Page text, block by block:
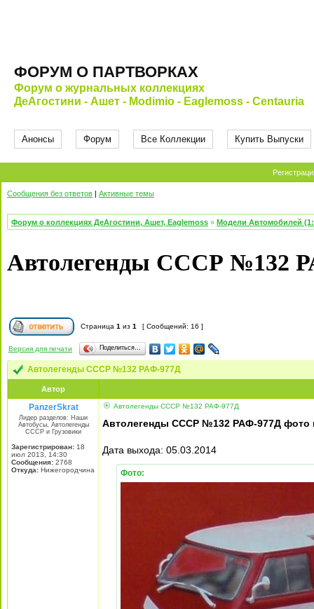
ФОРУМ О ПАРТВОРКАХ
Форум о журнальных коллекциях
ДеАгостини - Ашет - Modimio - Eaglemoss - Centauria
Анонсы Форум Все Коллекции Купить Выпуски
Сообщения без ответов | Активные темы
Форум о коллекциях ДеАгостини, Ашет, Eaglemoss » Модели Автомобилей
Автолегенды СССР №132
Страница 1 из 1 [ Сообщений: 16 ]
Версия для печати Поделиться…
Автолегенды СССР №132 РАФ-977Д
Автор
PanzerSkrat
Лидер разделов: Наши
Автобусы, Автолегенды
СССР и Грузовики
Зарегистрирован: 18
июл 2013, 14:30
Сообщения: 2768
Откуда: Нижегородчина
Автолегенды СССР №132 РАФ-977Д
Автолегенды СССР №132 РАФ-977Д фото
Дата выхода: 05.03.2014
Фото: